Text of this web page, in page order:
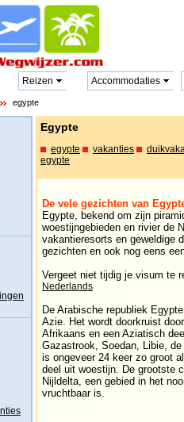
Reizen Accommodaties
egypte
Egypte
egypte vakanties
egypte
De vele gezichten van
Egypte, bekend om zijn
woestijngebieden en rivier de
vakantieresorts en geweldige
gezichten en ook nog eens
Vergeet niet tijdig je visum te
Nederlands
De Arabische republiek
Azie. Het wordt doorkruist
Afrikaans en een Aziatisch
Gazastrook, Soedan, Libie,
is ongeveer 24 keer zo groot
deel uit woestijn. De grootste
Nijldelta, een gebied in het
vruchtbaar is.